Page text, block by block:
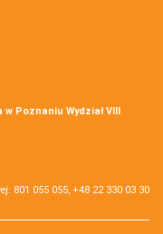
Poznaniu Wydział VIII
801 055 055, +48 22 330 03 30